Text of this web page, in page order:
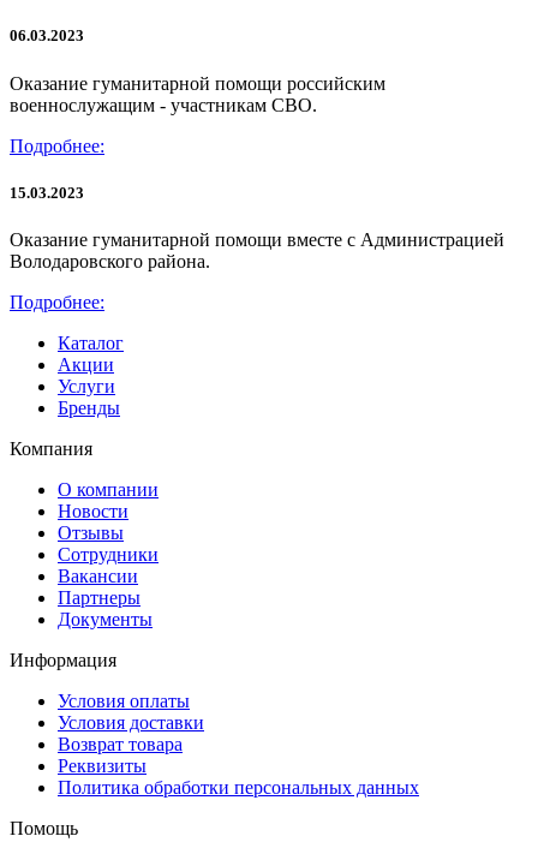
06.03.2023
Оказание гуманитарной помощи российским
военнослужащим - участникам СВО.
Подробнее:
15.03.2023
Оказание гуманитарной помощи вместе с Администрацией
Володаровского района.
Подробнее:
Каталог
Акции
Услуги
Бренды
Компания
О компании
Новости
Отзывы
Сотрудники
Вакансии
Партнеры
Документы
Информация
Условия оплаты
Условия доставки
Возврат товара
Реквизиты
Политика обработки персональных данных
Помощь